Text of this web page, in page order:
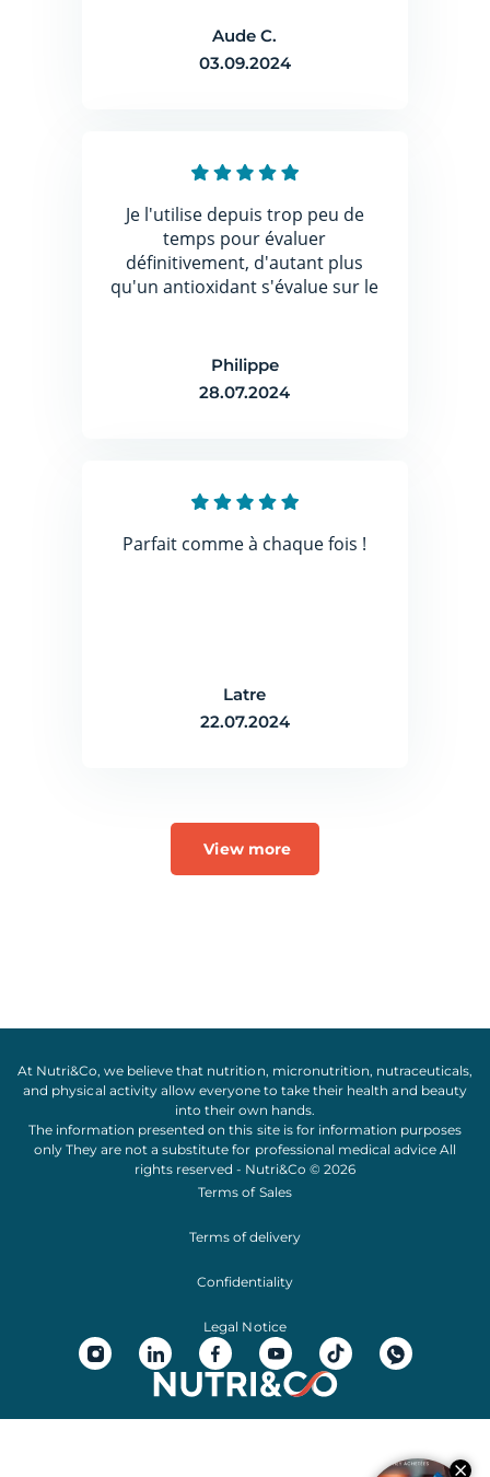
Aude C.
03.09.2024
Je l'utilise depuis trop peu de
temps pour évaluer
définitivement, d'autant plus
qu'un antioxidant s'évalue sur le
Philippe
28.07.2024
Parfait comme à chaque fois !
Latre
22.07.2024
View more
At Nutri&Co, we believe that nutrition, micronutrition, nutraceuticals,
and physical activityallow everyone to take their health and beauty
into their own hands.
The information presented on this site is for information purposes
only They are not a substitute for professional medical advice All
rights reserved - Nutri&Co © 2026
Terms of Sales
Terms of delivery
Confidentiality
Legal Notice